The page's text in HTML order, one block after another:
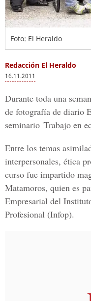
Foto: El Heraldo
Redacción El Heraldo
16.11.2011
Durante toda una
de fotografía de diario
seminario 'Trabajo en
Entre los temas
interpersonales, ética
curso fue impartido
Matamoros, quien es
Empresarial del
Profesional (Infop).